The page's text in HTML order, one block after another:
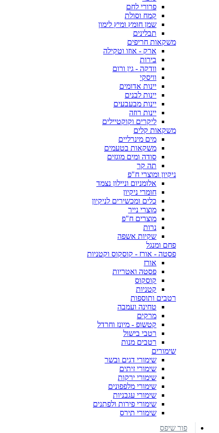
פרורי לחם
קמח וסולת
שמן חומץ ומיץ לימון
תבלינים
משקאות חריפים
ארק - אוזו וטקילה
בירות
וודקה - גין ורום
וויסקי
יינות אדומים
יינות לבנים
יינות מבעבעים
יינות רוזה
ליקרים וקוקטיילים
משקאות קלים
מים מינרליים
משקאות בטעמים
סודה ומים מוגזים
תה קר
ניקיון ומוצרי ח"פ
אלומניום וניילון נצמד
חומרי ניקיון
כלים ומכשירים לניקיון
מוצרי נייר
מוצרים ח"פ
נרות
שקיות אשפה
פחם ומנגל
פסטה - אורז - קוסקוס וקטניות
אורז
פסטה ואטריות
קוסקוס
קטניות
רטבים ותוספות
טחינה ועמבה
מרקים
קטשופ - מיונז וחרדל
רטבי בישול
רטבים מנות
שימורים
שימורי דגים ובשר
שימורי זיתים
שימורי ירקות
שימורי מלפפונים
שימורי עגבניות
שימורי פירות ולפתנים
שימורי תירס
פור שיפס